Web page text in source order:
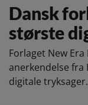
Dansk
største
Forlaget New
anerkendelse
digitale tryksager.